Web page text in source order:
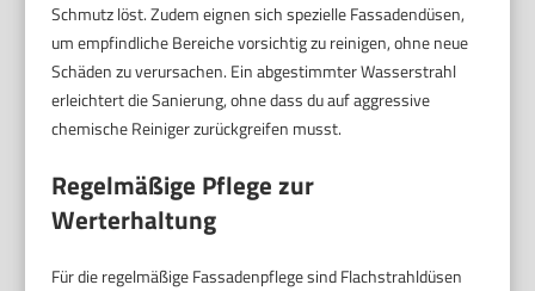
Schmutz löst. Zudem eignen sich spezielle Fassadendüsen,
um empfindliche Bereiche vorsichtig zu reinigen, ohne neue
Schäden zu verursachen. Ein abgestimmter Wasserstrahl
erleichtert die Sanierung, ohne dass du auf aggressive
chemische Reiniger zurückgreifen musst.
Regelmäßige Pflege zur
Werterhaltung
Für die regelmäßige Fassadenpflege sind Flachstrahldüsen